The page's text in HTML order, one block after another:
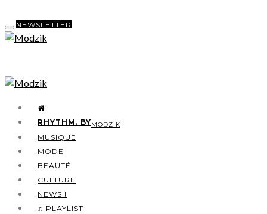
NEWSLETTER
RHYTHM. BYMODZIK
MUSIQUE
MODE
BEAUTÉ
CULTURE
NEWS !
♫ PLAYLIST